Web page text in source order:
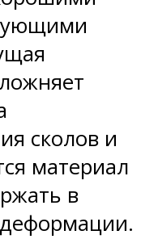
сколов и
материал
в